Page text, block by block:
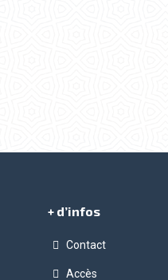
+ d’infos
Contact
Accès